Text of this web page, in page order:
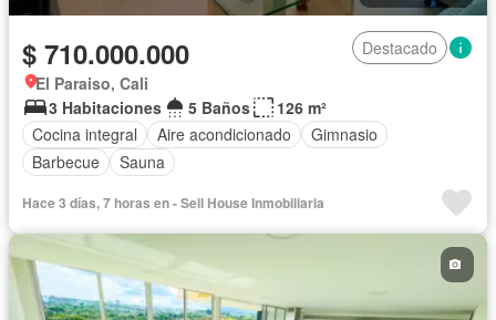
$ 710.000.000
Destacado
El Paraiso, Cali
3 Habitaciones
5 Baños
126 m²
Cocina integral
Aire acondicionado
Gimnasio
Barbecue
Sauna
Hace 3 días, 7 horas en - Sell House Inmobiliaria